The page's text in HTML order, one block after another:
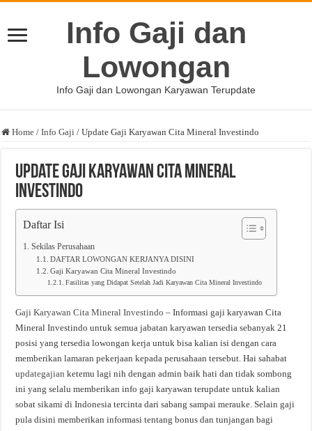
Info Gaji dan
Lowongan
Info Gaji dan Lowongan Karyawan Terupdate
Home / Info Gaji / Update Gaji Karyawan Cita Mineral Investindo
Update Gaji Karyawan Cita Mineral
Investindo
Daftar Isi
Sekilas Perusahaan
DAFTAR LOWONGAN KERJANYA DISINI
Gaji Karyawan Cita Mineral Investindo
Fasilitas yang Didapat Setelah Jadi Karyawan Cita Mineral Investindo
Gaji Karyawan Cita Mineral Investindo – Informasi gaji karyawan Cita
Mineral Investindo untuk semua jabatan karyawan tersedia sebanyak 21
posisi yang tersedia lowongan kerja untuk bisa kalian isi dengan cara
memberikan lamaran pekerjaan kepada perusahaan tersebut. Hai sahabat
updategajian ketemu lagi nih dengan admin baik hati dan tidak sombong
ini yang selalu memberikan info gaji karyawan terupdate untuk kalian
sobat sikami di Indonesia tercinta dari sabang sampai merauke. Selain gaji
pula disini memberikan informasi tentang bonus dan tunjangan bagi